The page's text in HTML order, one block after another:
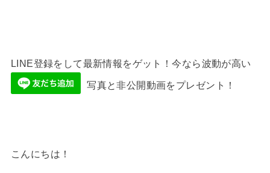
LINE登録をして最新情報をゲット！今なら波動が高い
写真と非公開動画をプレゼント！
こんにちは！